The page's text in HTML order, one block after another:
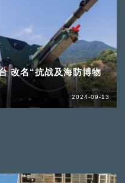
改名“抗战及海防博物
2024-09-13